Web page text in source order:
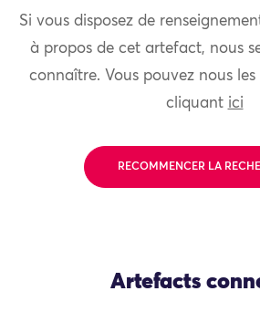
Si vous disposez de
à propos de cet artefact, nous
connaître. Vous pouvez nous
cliquant ici
RECOMMENCER LA
Artefacts